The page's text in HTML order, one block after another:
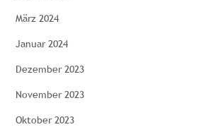
März 2024
Januar 2024
Dezember 2023
November 2023
Oktober 2023